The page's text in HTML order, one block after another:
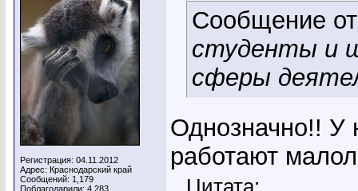
Регистрация: 04.11.2012
Адрес: Краснодарский край
Сообщений: 1,179
Поблагодарили: 4,283
Сообщение
студенты и
сферы
Однозначно!! У
работают
Цитата: